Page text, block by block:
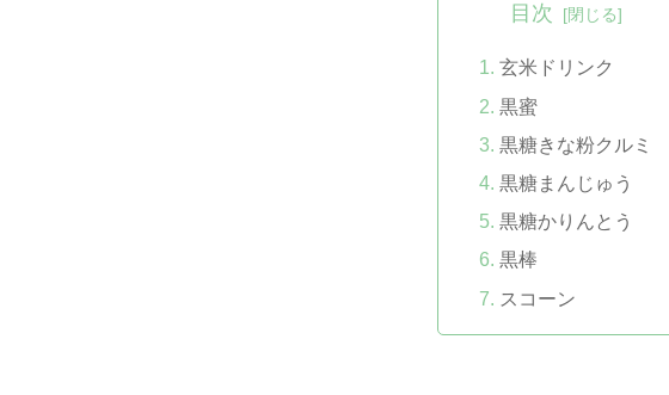
目次
玄米ドリンク
黒蜜
黒糖きな粉クルミ
黒糖まんじゅう
黒糖かりんとう
黒棒
スコーン